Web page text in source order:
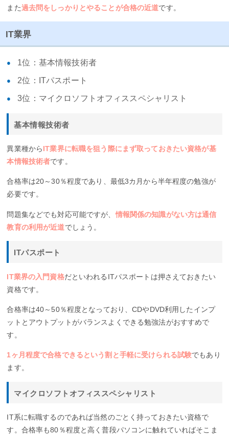
また過去問をしっかりとやることが合格の近道です。
IT業界
1位：基本情報技術者
2位：ITパスポート
3位：マイクロソフトオフィススペシャリスト
基本情報技術者
異業種からIT業界に転職を狙う際にまず取っておきたい資格が基
本情報技術者です。
合格率は20～30％程度であり、最低3カ月から半年程度の勉強が
必要です。
問題集などでも対応可能ですが、情報関係の知識がない方は通信
教育の利用が近道でしょう。
ITパスポート
IT業界の入門資格だといわれるITパスポートは押さえておきたい
資格です。
合格率は40～50％程度となっており、CDやDVD利用したインプ
ットとアウトプットがバランスよくできる勉強法がおすすめで
す。
1ヶ月程度で合格できるという割と手軽に受けられる試験でもあり
ます。
マイクロソフトオフィススペシャリスト
IT系に転職するのであれば当然のごとく持っておきたい資格で
す。合格率も80％程度と高く普段パソコンに触れていればそこま